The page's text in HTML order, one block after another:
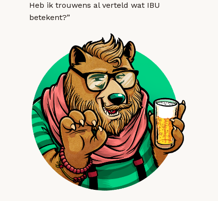
Heb ik trouwens al verteld wat IBU
betekent?”